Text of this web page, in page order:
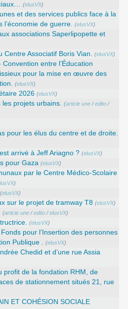
(elusVX)
et des services publics face à la
l’économie de guerre. (elusVX)
associations Saperlipopette et
Centre Associatif Boris Vian. (elusVX)
entre l’Éducation
pour la mise en œuvre des
(elusVX)
2026 (elusVX)
les projets urbains. (article une /edito /
pour les élus du centre et de droite.
arrivé à Jeff Ariagno ? (elusVX)
pour Gaza (elusVX)
par le Centre Médico-Scolaire
)
(elusVX)
sur le projet de tramway T8 (elusVX)
(article une /edito /elusVX)
(elusVX)
pour l’Insertion des personnes
Publique . (elusVX)
Chedid et d’une rue Assia
profit de la fondation RHM, de
de stationnement situés 21, rue
ET COHÉSION SOCIALE